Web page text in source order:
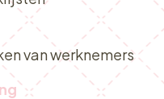
van werknemers